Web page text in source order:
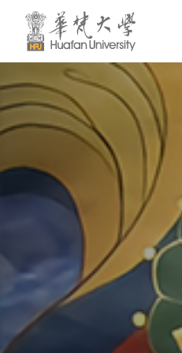
跳到頁面主要內容區